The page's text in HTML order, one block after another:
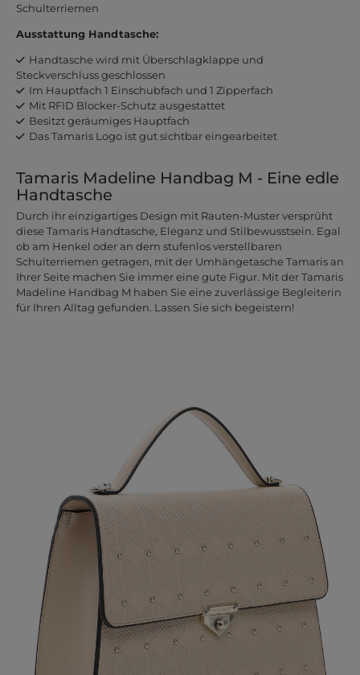
Schulterriemen
Ausstattung Handtasche:
Handtasche wird mit Überschlagklappe und
Steckverschluss geschlossen
Im Hauptfach 1 Einschubfach und 1 Zipperfach
Mit RFID Blocker-Schutz ausgestattet
Besitzt geräumiges Hauptfach
Das Tamaris Logo ist gut sichtbar eingearbeitet
Tamaris Madeline Handbag M - Eine edle
Handtasche
Durch ihr einzigartiges Design mit Rauten-Muster versprüht
diese Tamaris Handtasche, Eleganz und Stilbewusstsein. Egal
ob am Henkel oder an dem stufenlos verstellbaren
Schulterriemen getragen, mit der Umhängetasche Tamaris an
Ihrer Seite machen Sie immer eine gute Figur. Mit der Tamaris
Madeline Handbag M haben Sie eine zuverlässige Begleiterin
für Ihren Alltag gefunden. Lassen Sie sich begeistern!